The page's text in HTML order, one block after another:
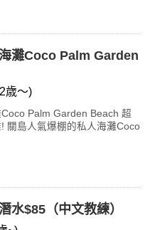
灘Coco Palm Garden
歳～)
Palm Garden Beach 超
關島人氣爆棚的私人海灘Coco
水$85（中文教練）